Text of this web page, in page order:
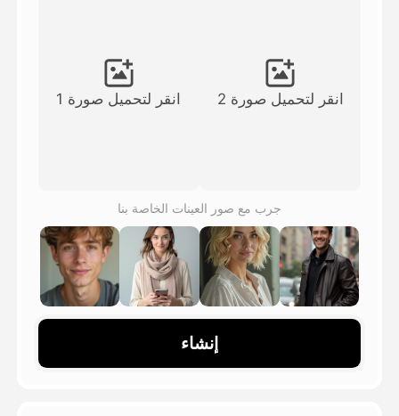
شاهد جميع القوالب
الاستعراض
المدونة
انقر لتحميل صورة 1 انقر لتحميل صورة 2
جرب مع صور العينات الخاصة بنا
إنشاء